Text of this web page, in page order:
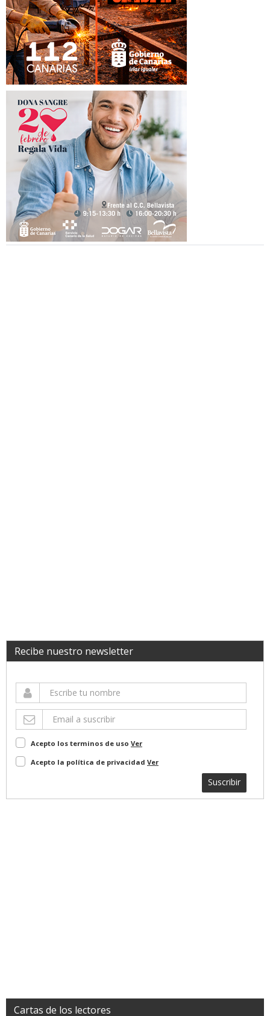
Recibe nuestro newsletter
Acepto los terminos de uso Ver
Acepto la política de privacidad Ver
Suscribir
Cartas de los lectores